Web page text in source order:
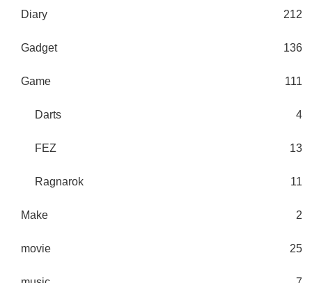
Diary 212
Gadget 136
Game 111
Darts 4
FEZ 13
Ragnarok 11
Make 2
movie 25